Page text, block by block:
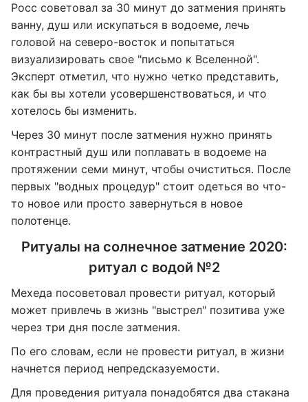
Росс советовал за 30 минут до затмения принять
ванну, душ или искупаться в водоеме, лечь
головой на северо-восток и попытаться
визуализировать свое "письмо к Вселенной".
Эксперт отметил, что нужно четко представить,
как бы вы хотели усовершенствоваться, и что
хотелось бы изменить.
Через 30 минут после затмения нужно принять
контрастный душ или поплавать в водоеме на
протяжении семи минут, чтобы очиститься. После
первых "водных процедур" стоит одеться во что-
то новое или просто завернуться в новое
полотенце.
Ритуалы на солнечное затмение 2020:
ритуал с водой №2
Мехеда посоветовал провести ритуал, который
может привлечь в жизнь "выстрел" позитива уже
через три дня после затмения.
По его словам, если не провести ритуал, в жизни
начнется период непредсказуемости.
Для проведения ритуала понадобятся два стакана